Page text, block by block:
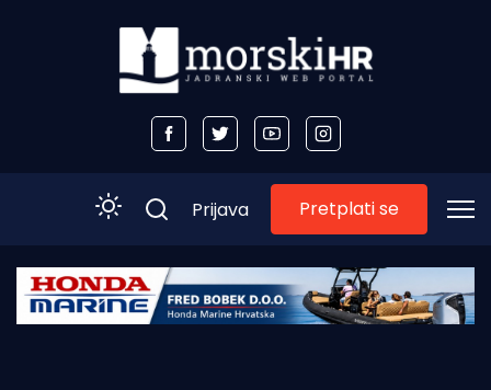
Početna
Prijava Pretplati se